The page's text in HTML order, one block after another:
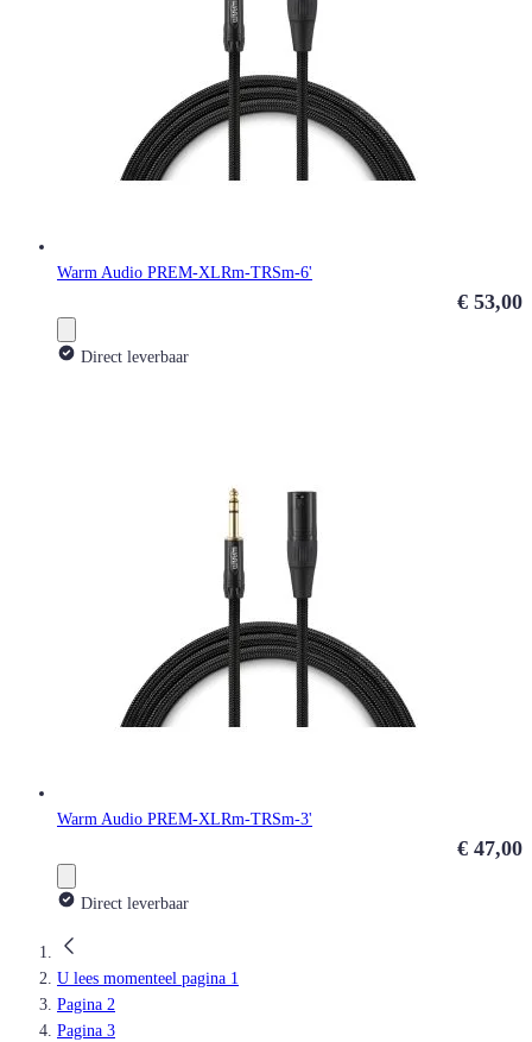
Warm Audio PREM-XLRm-TRSm-6'
€ 53,00
Direct leverbaar
Warm Audio PREM-XLRm-TRSm-3'
€ 47,00
Direct leverbaar
U lees momenteel pagina 1
Pagina 2
Pagina 3